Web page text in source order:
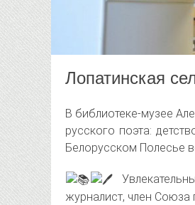
Лопатинская
В библиотеке-музее
русского поэта:
Белорусском Полесье
журналист, член Союза